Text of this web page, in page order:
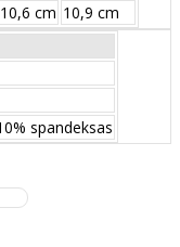
10,6 сm 10,9 сm
spandeksas